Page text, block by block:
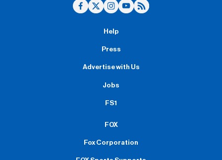
Help
Press
Advertise with Us
Jobs
FS1
FOX
Fox Corporation